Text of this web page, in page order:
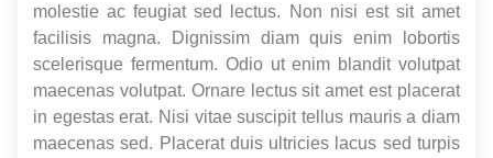
molestie ac feugiat sed lectus. Non nisi est sit amet
facilisis magna. Dignissim diam quis enim lobortis
scelerisque fermentum. Odio ut enim blandit volutpat
maecenas volutpat. Ornare lectus sit amet est placerat
in egestas erat. Nisi vitae suscipit tellus mauris a diam
maecenas sed. Placerat duis ultricies lacus sed turpis